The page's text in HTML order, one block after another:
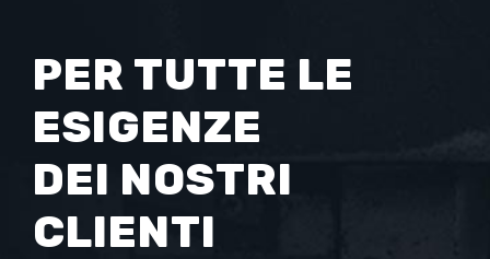
PER TUTTE LE
ESIGENZE
DEI NOSTRI
CLIENTI